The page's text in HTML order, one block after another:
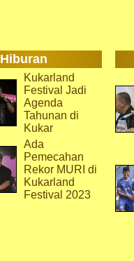
Hiburan
Kukarland
Festival Jadi
Agenda
Tahunan di
Kukar
Ada
Pemecahan
Rekor MURI di
Kukarland
Festival 2023